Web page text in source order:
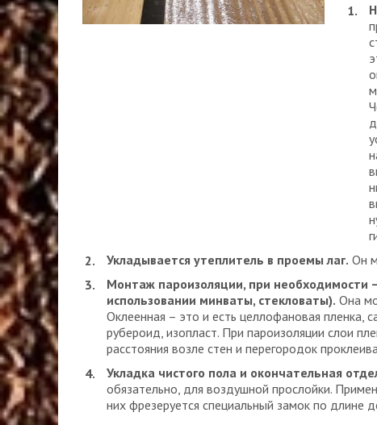
Укладывается утеплитель в проемы лаг. Он
Монтаж пароизоляции, при необходимости
использовании минваты, стекловаты). Она
Оклеенная – это и есть целлофановая пленка,
рубероид, изопласт. При пароизоляции слои
расстояния возле стен и перегородок
Укладка чистого пола и окончательная
обязательно, для воздушной прослойки.
них фрезеруется специальный замок по длине